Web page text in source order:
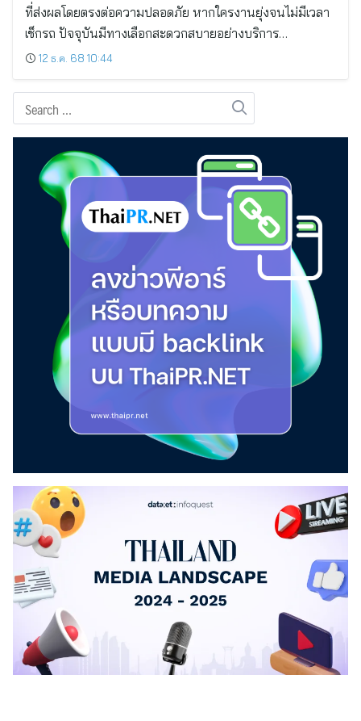
ที่ส่งผลโดยตรงต่อความปลอดภัย หากใครงานยุ่งจนไม่มีเวลา
เช็กรถ ปัจจุบันมีทางเลือกสะดวกสบายอย่างบริการ…
12 ธ.ค. 68 10:44